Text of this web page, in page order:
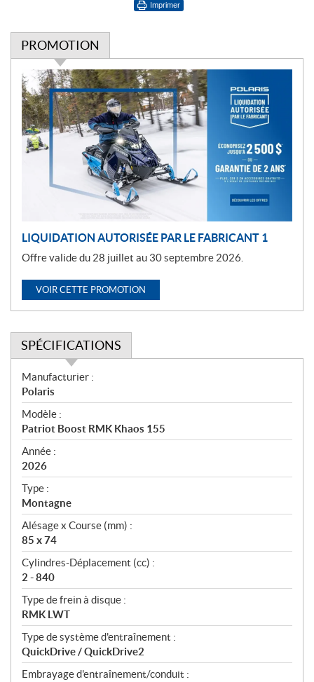
Imprimer
PROMOTION
P
r
o
m
o
t
LIQUIDATION AUTORISÉE PAR LE FABRICANT 1
Offre valide du 28 juillet au 30 septembre 2026.
VOIR CETTE PROMOTION
SPÉCIFICATIONS
S
p
é
c
i
f
i
c
a
t
i
o
n
s
Manufacturier :
Polaris
Modèle :
Patriot Boost RMK Khaos 155
Année :
2026
Type :
Montagne
Alésage x Course (mm) :
85 x 74
Cylindres-Déplacement (cc) :
2 - 840
Type de frein à disque :
RMK LWT
Type de système d'entraînement :
QuickDrive / QuickDrive2
Embrayage d'entraînement/conduit :